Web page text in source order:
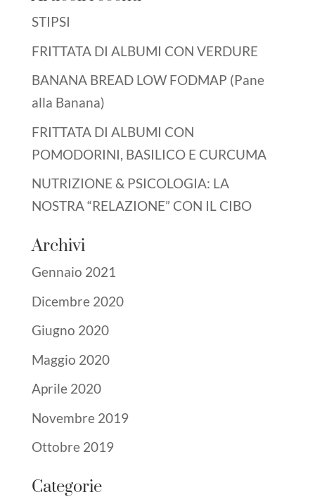
STIPSI
FRITTATA DI ALBUMI CON VERDURE
BANANA BREAD LOW FODMAP (Pane
alla Banana)
FRITTATA DI ALBUMI CON
POMODORINI, BASILICO E CURCUMA
NUTRIZIONE & PSICOLOGIA: LA
NOSTRA “RELAZIONE” CON IL CIBO
Archivi
Gennaio 2021
Dicembre 2020
Giugno 2020
Maggio 2020
Aprile 2020
Novembre 2019
Ottobre 2019
Categorie